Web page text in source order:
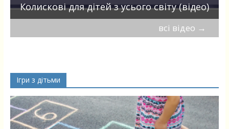
Колискові для дітей з усього світу (відео)
всі відео →
Ігри з дітьми